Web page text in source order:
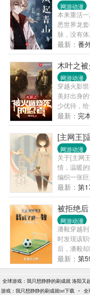
网游动漫
本来重活
悉世界龙
脉，没有
越异界，
最新： 番
木叶之
网游动漫
穿越火影
美好出身
少优待，
里逃生，
界大战。
脑对决的
层忍者死
脊梁，人
场。 看今
最新： 完
[主网王]
网游动漫
关于[主网
情，温暖
编织一张
的气息迷
远永远也
入。另外
意外本文
对这篇小
才能继续
最新： 第
被拒绝
网游动漫
潘毅穿越
时发现该
后，潘毅
所有最先
练组，从
往往可以
织都极为
最新： 第
全球游戏：我只想静静的刷成就 洛阳又
游戏：我只想静静的刷成就txt下载 - 全